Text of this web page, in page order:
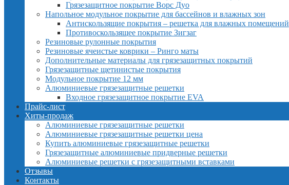
Грязезащитное покрытие Ворс Дуо
Напольное модульное покрытие для бассейнов и влажных зон
Антискользящие покрытия – решетка для влажных помещений
Противоскользящее покрытие Зигзаг
Резиновые рулонные покрытия
Резиновые ячеистые коврики – Ринго маты
Дополнительные материалы для грязезащитных покрытий
Грязезащитные щетинистые покрытия
Модульное покрытие 12 мм
Алюминиевые грязезащитные решетки
Входное грязезащитное покрытие EVA
Прайс-лист
Хиты-продаж
Алюминиевые грязезащитные решетки
Алюминиевые грязезащитные решетки цена
Купить алюминиевые грязезащитные решетки
Грязезащитные алюминиевые придверные решетки
Алюминиевые решетки с грязезащитными вставками
Отзывы
Контакты